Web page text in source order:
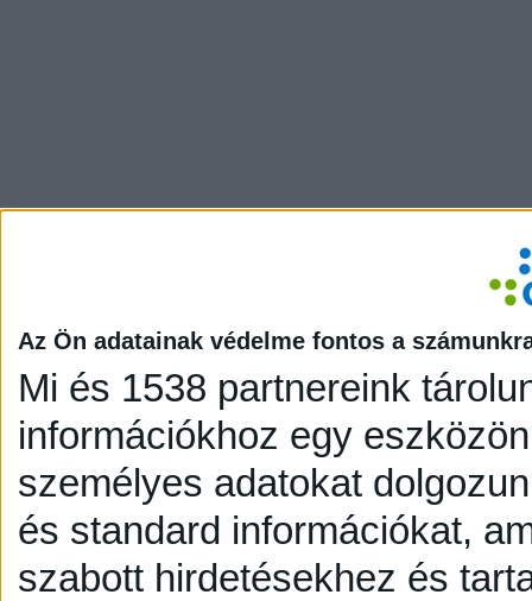
Az Ön adatainak védelme fontos a
Mi és 1538 partnereink
információkhoz egy
személyes adatokat
és standard információkat,
szabott hirdetésekhez és